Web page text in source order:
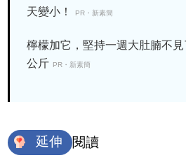
天變小！
PR・新素簡
檸檬加它，堅持一週大肚腩不
公斤 PR・新素簡
延伸 閱讀